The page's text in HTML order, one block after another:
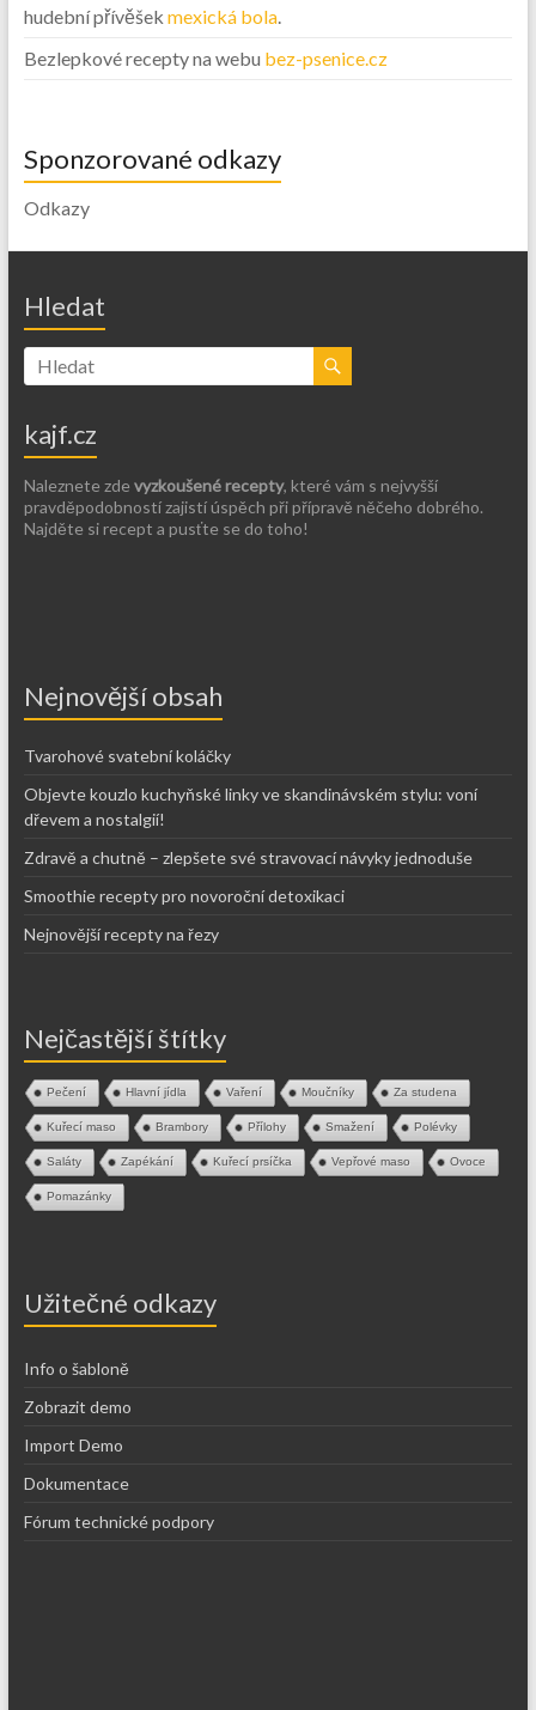
hudební přívěšek mexická bola.
Bezlepkové recepty na webu bez-psenice.cz
Sponzorované odkazy
Odkazy
Hledat
kajf.cz
Naleznete zde vyzkoušené recepty, které vám s nejvyšší
pravděpodobností zajistí úspěch při přípravě něčeho dobrého.
Najděte si recept a pusťte se do toho!
Nejnovější obsah
Tvarohové svatební koláčky
Objevte kouzlo kuchyňské linky ve skandinávském stylu: voní
dřevem a nostalgií!
Zdravě a chutně – zlepšete své stravovací návyky jednoduše
Smoothie recepty pro novoroční detoxikaci
Nejnovější recepty na řezy
Nejčastější štítky
Pečení Hlavní jídla Vaření Moučníky Za studena
Kuřecí maso Brambory Přílohy Smažení Polévky
Saláty Zapékání Kuřecí prsíčka Vepřové maso Ovoce
Pomazánky
Užitečné odkazy
Info o šabloně
Zobrazit demo
Import Demo
Dokumentace
Fórum technické podpory